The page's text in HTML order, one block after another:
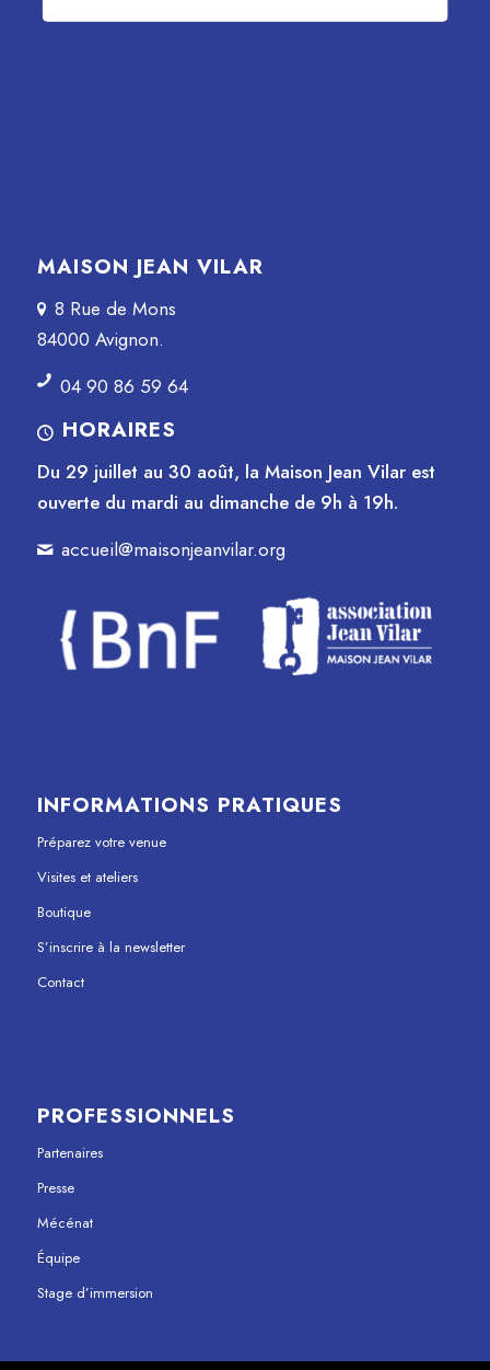
MAISON JEAN VILAR
8 Rue de Mons
84000 Avignon.
04 90 86 59 64
HORAIRES
Du 29 juillet au 30 août, la Maison Jean Vilar est
ouverte du mardi au dimanche de 9h à 19h.
accueil@maisonjeanvilar.org
INFORMATIONS PRATIQUES
Préparez votre venue
Visites et ateliers
Boutique
S’inscrire à la newsletter
Contact
PROFESSIONNELS
Partenaires
Presse
Mécénat
Équipe
Stage d’immersion